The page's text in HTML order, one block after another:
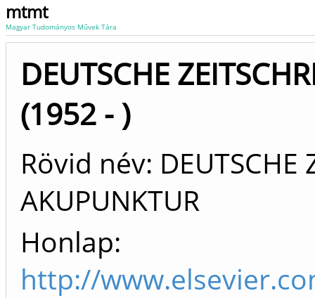
mtmt
Magyar Tudományos Művek Tára
DEUTSCHE
(1952 - )
Rövid név: DEUTSCHE
AKUPUNKTUR
Honlap:
http://